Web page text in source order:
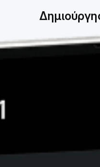
Φορτίστε